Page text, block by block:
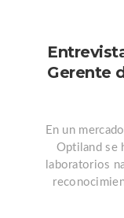
Gerente
En un
Optiland se
laboratorios